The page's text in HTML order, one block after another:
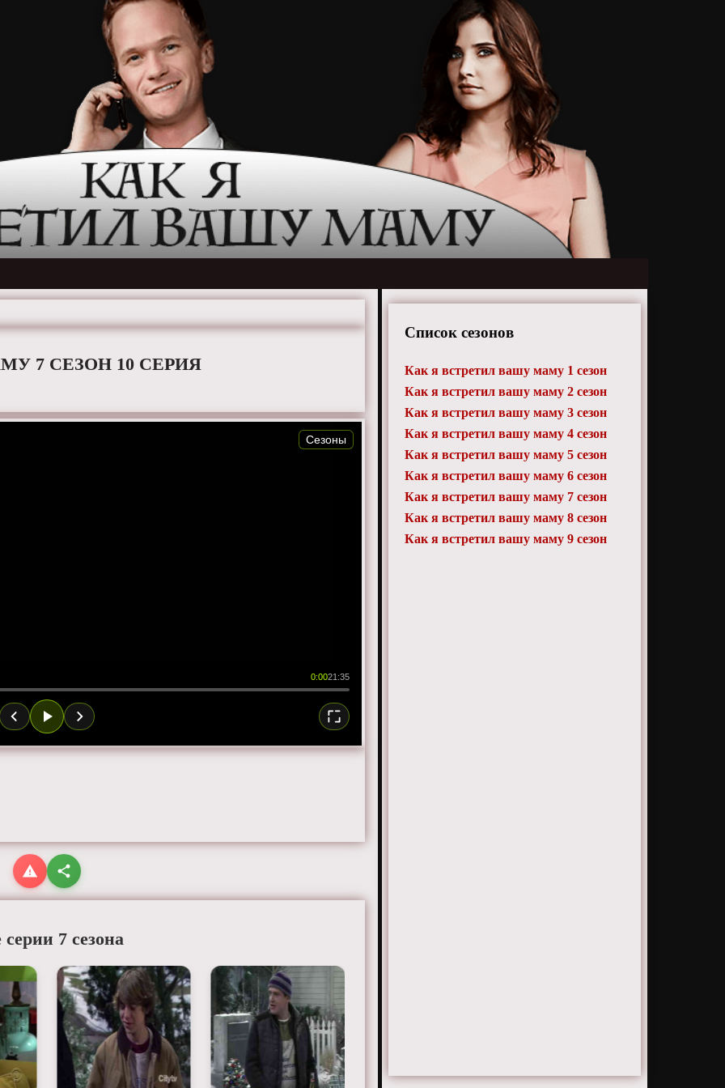
7 СЕЗОН 10 СЕРИЯ
0:0021:35
Сезоны
серии 7 сезона
Список сезонов
Как я встретил вашу маму 1 сезон
Как я встретил вашу маму 2 сезон
Как я встретил вашу маму 3 сезон
Как я встретил вашу маму 4 сезон
Как я встретил вашу маму 5 сезон
Как я встретил вашу маму 6 сезон
Как я встретил вашу маму 7 сезон
Как я встретил вашу маму 8 сезон
Как я встретил вашу маму 9 сезон